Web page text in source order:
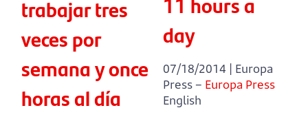
trabajar tres
veces por
semana y once
horas al día
day
07/18/2014 | Europa
Press – Europa Press
English